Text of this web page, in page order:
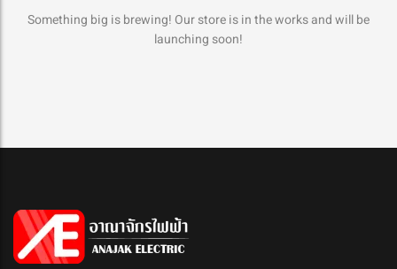
Something big is brewing! Our store is in the works and will be
launching soon!